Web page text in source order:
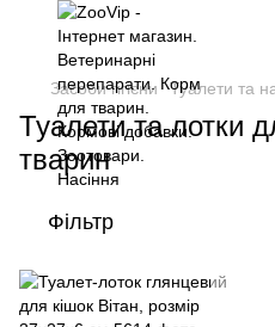
Засоби гігієни Туалети та
Туалети та лотки
тварин
Фільтр